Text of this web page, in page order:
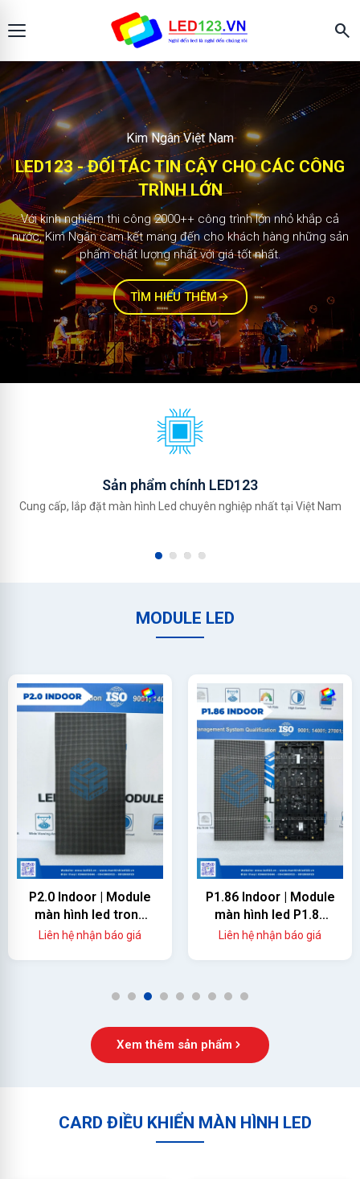
search
2.000+ công trình
Màn hình LED123
KIM NGÂN - ĐỐI TÁC TIN CẬY CHO CÁC
CÔNG TRÌNH LỚN
Với kinh nghiệm thi công 1000++ công trình lớn nhỏ khắp cả
nước, Kim Ngân cam kết mang đến cho khách hàng những sản
phẩm chất lượng nhất với giá tốt nhất.
TÌM HIỂU THÊM
Sản phẩm chính LED123
Cung cấp, lắp đặt màn hình Led chuyên nghiệp nhất tại Việt Nam
MODULE LED
P2.0 Indoor | Module
màn hình led trong
nhà
Liên hệ nhận báo giá
P1.86 Indoor | Module
màn hình led P1.86
trong nhà
Liên hệ nhận báo giá
1 2 3 4 5 6 7 8 9
Xem thêm sản phẩm
CARD ĐIỀU KHIỂN MÀN HÌNH LED